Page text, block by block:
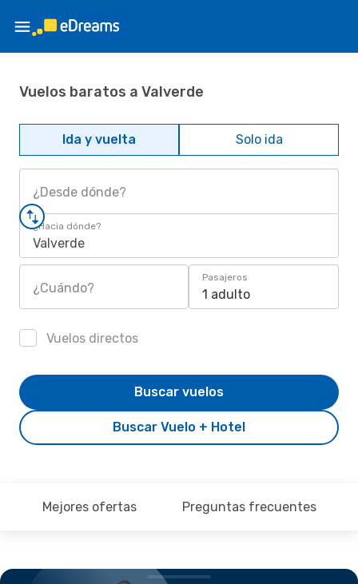
Vuelos baratos a Valverde
Ida y vuelta Solo ida
¿Desde dónde?
¿Hacia dónde?
Valverde
¿Cuándo?
Pasajeros
1 adulto
Vuelos directos
Buscar Vuelo + Hotel
Buscar vuelos
Mejores ofertas Preguntas frecuentes